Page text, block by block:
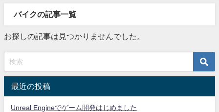
バイクの記事一覧
お探しの記事は見つかりませんでした。
最近の投稿
Unreal Engineでゲーム開発はじめました